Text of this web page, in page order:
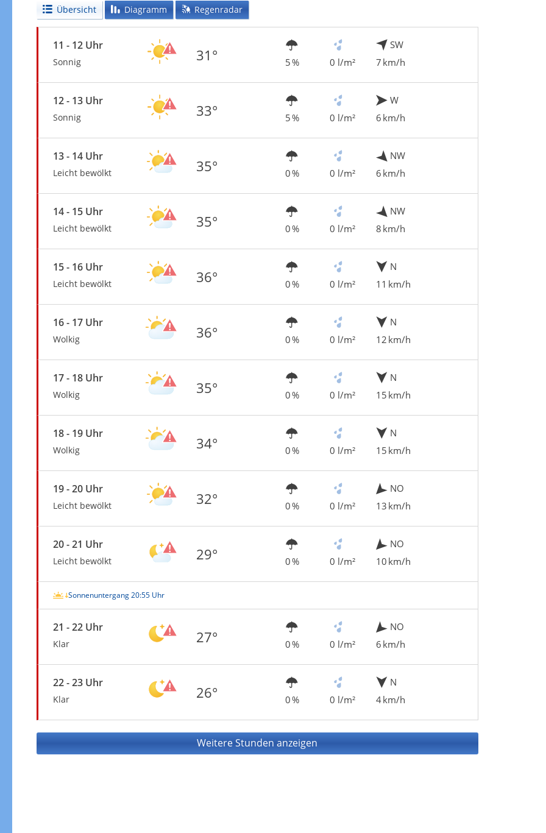
Übersicht Diagramm Regenradar
11 - 12 Uhr
Sonnig 31° 5 % 0 l/m²
SW
7 km/h
12 - 13 Uhr
Sonnig 33° 5 % 0 l/m²
W
6 km/h
13 - 14 Uhr
Leicht bewölkt 35° 0 % 0 l/m²
NW
6 km/h
14 - 15 Uhr
Leicht bewölkt 35° 0 % 0 l/m²
NW
8 km/h
15 - 16 Uhr
Leicht bewölkt 36° 0 % 0 l/m²
N
11 km/h
16 - 17 Uhr
Wolkig 36° 0 % 0 l/m²
N
12 km/h
17 - 18 Uhr
Wolkig 35° 0 % 0 l/m²
N
15 km/h
18 - 19 Uhr
Wolkig 34° 0 % 0 l/m²
N
15 km/h
19 - 20 Uhr
Leicht bewölkt 32° 0 % 0 l/m²
NO
13 km/h
20 - 21 Uhr
Leicht bewölkt 29° 0 % 0 l/m²
NO
10 km/h
Sonnenuntergang 20:55 Uhr
21 - 22 Uhr
Klar 27° 0 % 0 l/m²
NO
6 km/h
22 - 23 Uhr
Klar 26° 0 % 0 l/m²
N
4 km/h
Weitere Stunden anzeigen